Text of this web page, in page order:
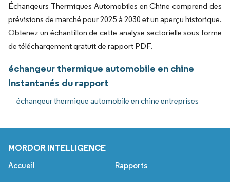
Échangeurs Thermiques Automobiles en Chine comprend des
prévisions de marché pour 2025 à 2030 et un aperçu historique.
Obtenez un échantillon de cette analyse sectorielle sous forme
de téléchargement gratuit de rapport PDF.
échangeur thermique automobile en chine
Instantanés du rapport
échangeur thermique automobile en chine entreprises
MORDOR INTELLIGENCE
Accueil Rapports